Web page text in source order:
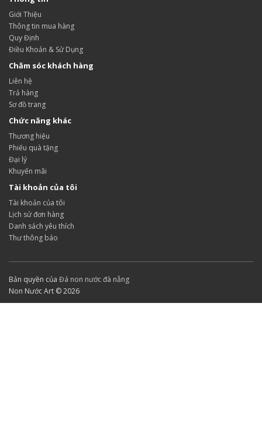
Giới Thiệu
Thông tin mua hàng
Quy Định
Điều Khoản & Sử Dụng
Chăm sóc khách hàng
Liên hệ
Trả hàng
Sơ đồ trang
Chức năng khác
Thương hiệu
Phiếu quà tặng
Đại lý
Khuyến mãi
Tài khoản của tôi
Tài khoản của tôi
Lịch sử đơn hàng
Danh sách yêu thích
Thư thông báo
Bản quyền của Đá non nước đà nẵng
Non Nước Art © 2026